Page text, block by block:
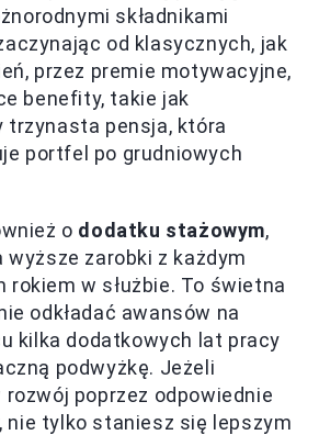
składnikami
od klasycznych, jak
przez premie motywacyjne,
benefity, takie jak
trzynasta pensja, która
portfel po grudniowych
o dodatku stażowym,
wyższe zarobki z każdym
rokiem w służbie. To świetna
odkładać awansów na
kilka dodatkowych lat pracy
podwyżkę. Jeżeli
poprzez odpowiednie
nie tylko staniesz się lepszym